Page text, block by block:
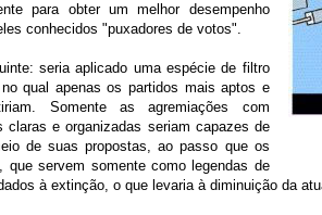
para obter um melhor desempenho
conhecidos "puxadores de votos".
seria aplicado uma espécie de filtro
qual apenas os partidos mais aptos e
Somente as agremiações com
claras e organizadas seriam capazes de
de suas propostas, ao passo que os
que servem somente como legendas de
à extinção, o que levaria à diminuição da